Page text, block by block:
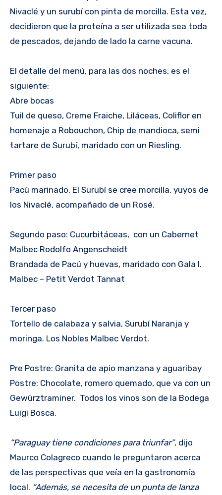
Nivaclé y un surubí con pinta de morcilla. Esta vez,
decidieron que la proteína a ser utilizada sea toda
de pescados, dejando de lado la carne vacuna.
El detalle del menú, para las dos noches, es el
siguiente:
Abre bocas
Tuil de queso, Creme Fraiche, Liláceas, Coliflor en
homenaje a Robouchon, Chip de mandioca, semi
tartare de Surubí, maridado con un Riesling.
Primer paso
Pacú marinado, El Surubí se cree morcilla, yuyos de
los Nivaclé, acompañado de un Rosé.
Segundo paso: Cucurbitáceas, con un Cabernet
Malbec Rodolfo Angenscheidt
Brandada de Pacú y huevas, maridado con Gala I.
Malbec – Petit Verdot Tannat
Tercer paso
Tortello de calabaza y salvia, Surubí Naranja y
moringa. Los Nobles Malbec Verdot.
Pre Postre: Granita de apio manzana y aguaribay
Postre: Chocolate, romero quemado, que va con un
Gewürztraminer. Todos los vinos son de la Bodega
Luigi Bosca.
“Paraguay tiene condiciones para triunfar”, dijo
Maurco Colagreco cuando le preguntaron acerca
de las perspectivas que veía en la gastronomía
local. “Además, se necesita de un punta de lanza